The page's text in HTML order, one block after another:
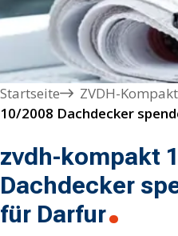
Startseite
ZVDH-Kompakt
10/2008 Dachdecker
zvdh-kompakt
Dachdecker
für Darfur